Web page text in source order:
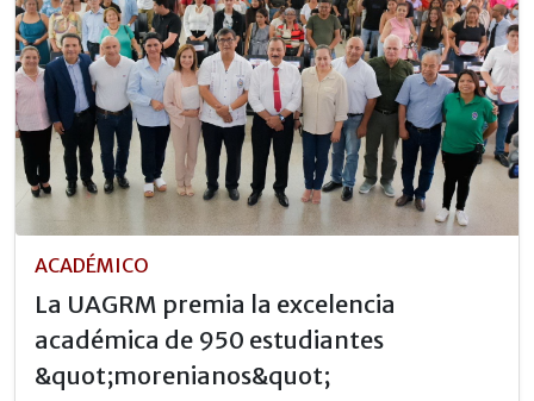
ACADÉMICO
La UAGRM premia la excelencia
académica de 950 estudiantes
&quot;morenianos&quot;